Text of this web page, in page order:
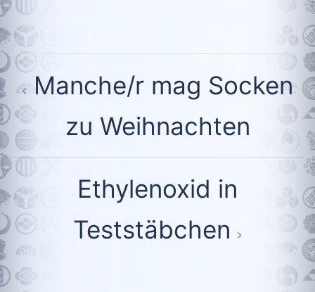
Beitragsnavigation
Manche/r mag Socken
zu Weihnachten
Ethylenoxid in
Teststäbchen